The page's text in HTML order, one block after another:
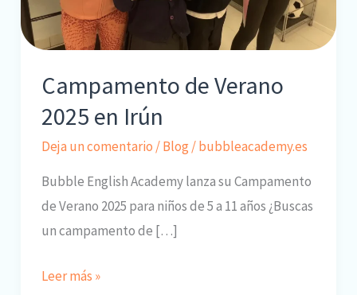
Campamento de Verano
2025 en Irún
Deja un comentario /Blog /bubbleacademy.es
Bubble English Academy lanza su Campamento
de Verano 2025 para niños de 5 a 11 años ¿Buscas
un campamento de […]
Campamento
Leer más »